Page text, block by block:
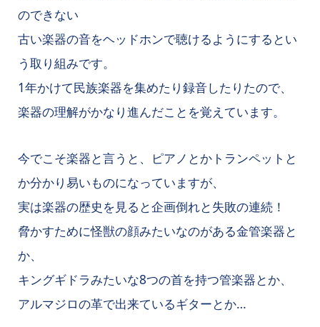
のできない
古い楽器の音をヘッドホンで聴けるようにするとい
う取り組みです。
1年かけて民族楽器を集めたり録音したりたので、
楽器の理解がかなり進んだことを覚えています。
今でこそ楽器と言うと、ピアノとかトランペットと
か分かり易いものになっていますが、
実は楽器の歴史を見ると企画倒れと失敗の連続！
脅かすために怪獣の顔みたいなのがある金管楽器と
か、
キングギドラみたいな8つの首を持つ管楽器とか、
アルマジロの革で出来ているギターとか…